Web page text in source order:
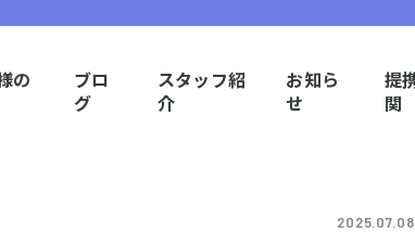
の
ブロ
グ
スタッフ紹
介
お知ら
せ
提
関
2025.07.08